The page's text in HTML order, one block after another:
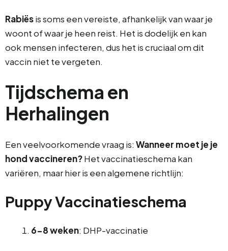
Rabiësis soms een vereiste, afhankelijk van waar je
woont of waar je heen reist. Het is dodelijk en kan
ook mensen infecteren, dus het is cruciaal om dit
vaccin niet te vergeten.
Tijdschema en
Herhalingen
Een veelvoorkomende vraag is: Wanneer moet je je
hond vaccineren?Het vaccinatieschema kan
variëren, maar hier is een algemene richtlijn:
Puppy Vaccinatieschema
6-8 weken: DHP-vaccinatie